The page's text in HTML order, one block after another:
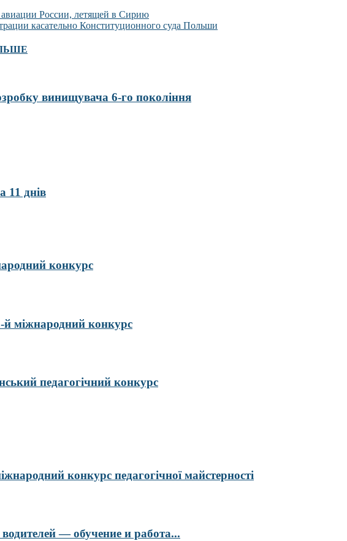
России, летящей в Сирию
касательно Конституционного суда Польши
винищувача 6-го покоління
11 днів
конкурс
конкурс
педагогічний конкурс
конкурс педагогічної майстерності
— обучение и работа...